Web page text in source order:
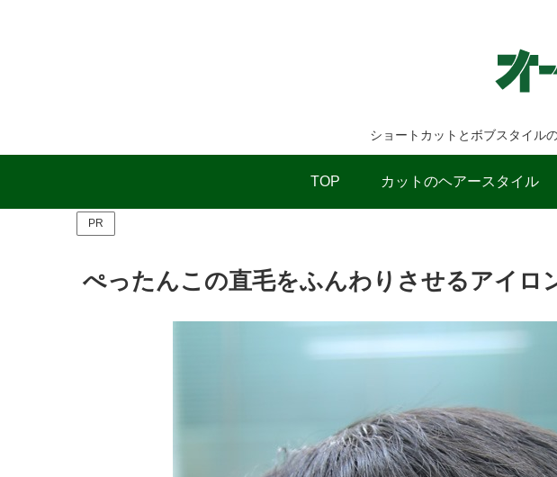
ショートカットとボブスタイル
TOP カットのヘアースタイル
PR
ぺったんこの直毛をふんわりさせるアイロ